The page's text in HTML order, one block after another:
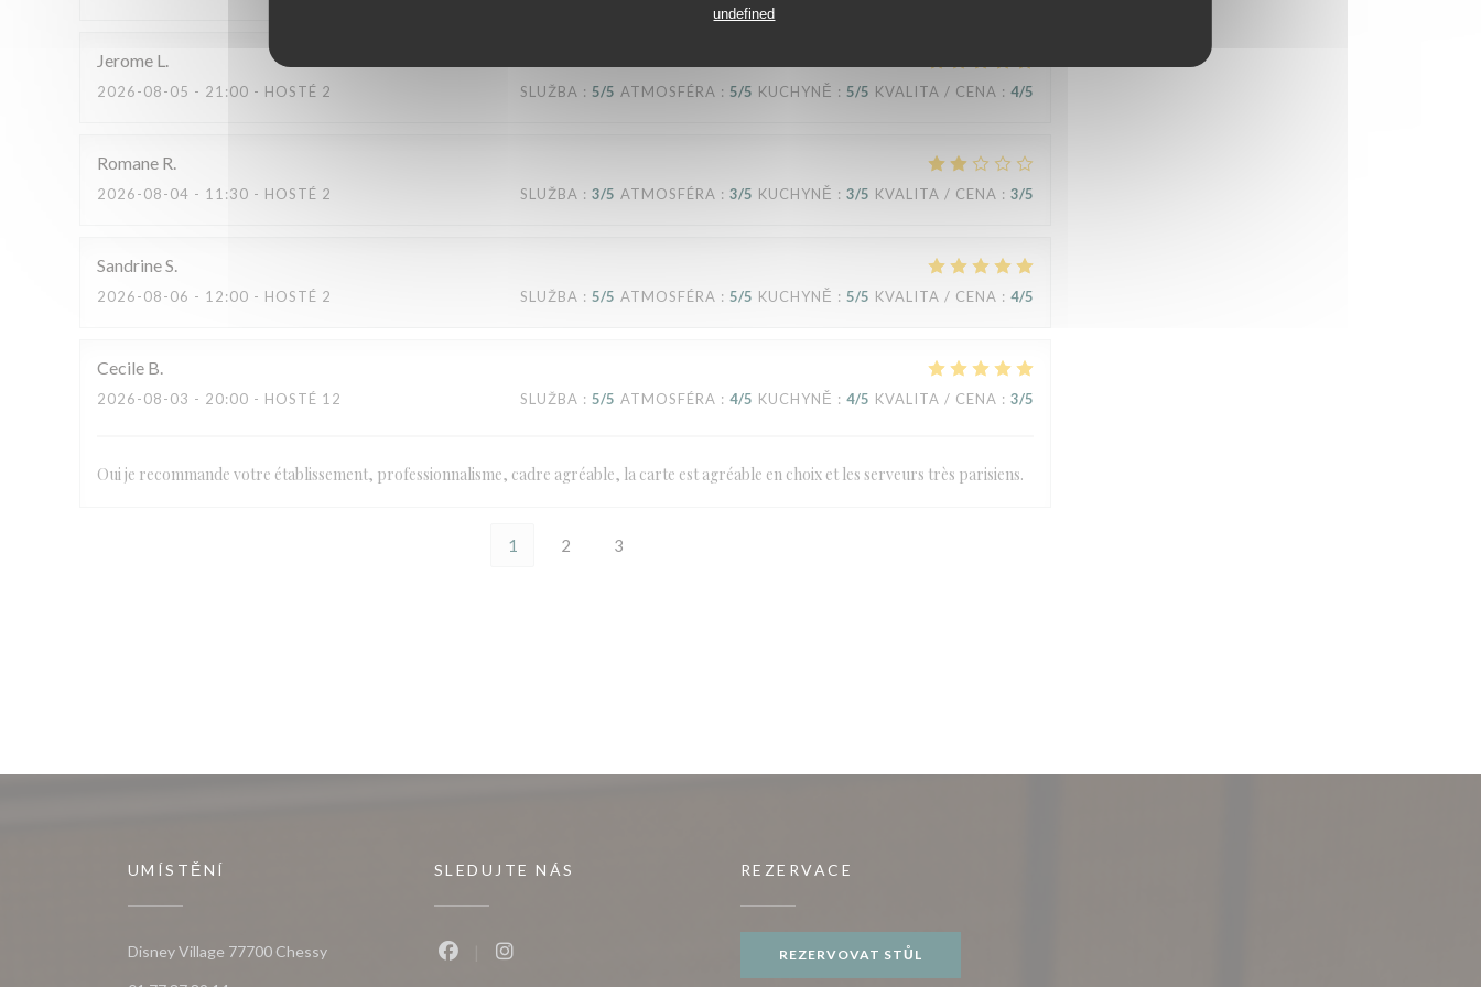
undefined
Jerome L
2026-08-05 - 21:00 - HOSTÉ 2 SLUŽBA : 5/5 ATMOSFÉRA : 5/5 KUCHYNĚ : 5/5 KVALITA / CENA : 4/5
Romane R
2026-08-04 - 11:30 - HOSTÉ 2 SLUŽBA : 3/5 ATMOSFÉRA : 3/5 KUCHYNĚ : 3/5 KVALITA / CENA : 3/5
SandrineS
2026-08-06 - 12:00 - HOSTÉ 2 SLUŽBA : 5/5 ATMOSFÉRA : 5/5 KUCHYNĚ : 5/5 KVALITA / CENA : 4/5
Cecile B
2026-08-03 - 20:00 - HOSTÉ 12 SLUŽBA : 5/5 ATMOSFÉRA : 4/5 KUCHYNĚ : 4/5 KVALITA / CENA : 3/5
Oui je recommande votre établissement, professionnalisme, cadre agréable, la carte est agréable en choix et les serveurs très parisiens.
1 2 3
UMÍSTĚNÍ
Disney Village 77700 Chessy((otevře se v novém okně))
SLEDUJTE NÁS REZERVACE
REZERVOVAT STŮL